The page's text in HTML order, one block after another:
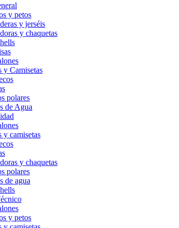
y petos
y jerséis
y chaquetas
y Camisetas
polares
de Agua
y camisetas
y chaquetas
polares
de agua
y petos